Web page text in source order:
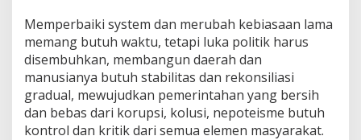
Memperbaiki system dan merubah kebiasaan lama
memang butuh waktu, tetapi luka politik harus
disembuhkan, membangun daerah dan
manusianya butuh stabilitas dan rekonsiliasi
gradual, mewujudkan pemerintahan yang bersih
dan bebas dari korupsi, kolusi, nepoteisme butuh
kontrol dan kritik dari semua elemen masyarakat.